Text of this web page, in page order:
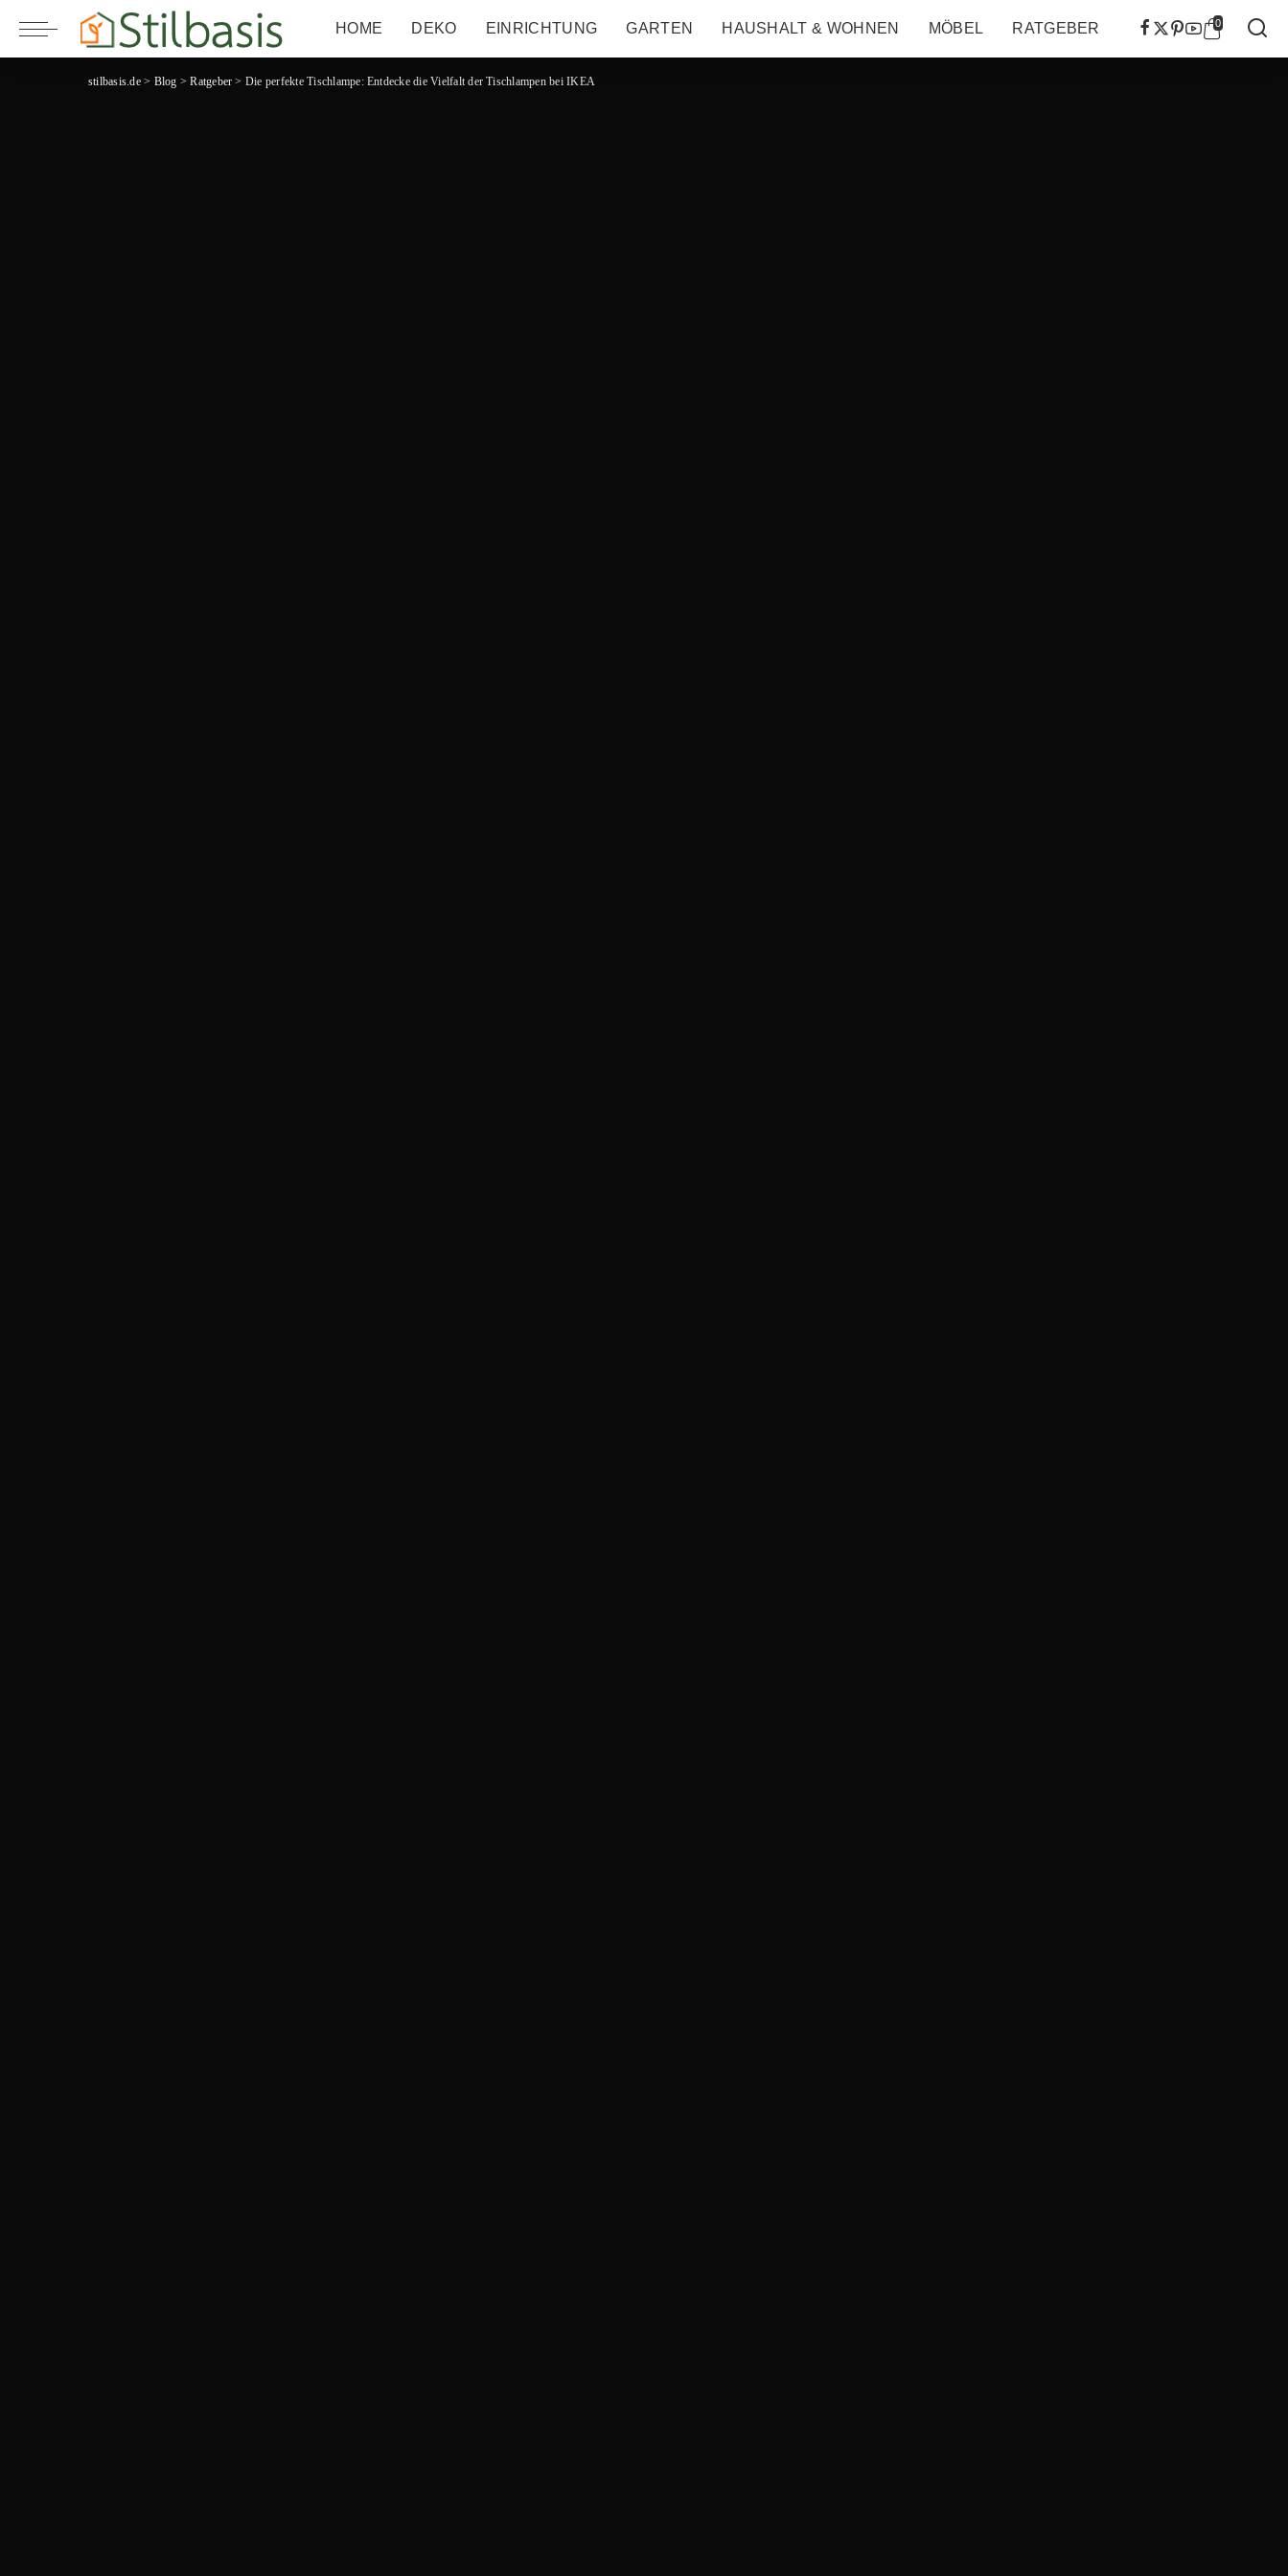
HOME DEKO EINRICHTUNG GARTEN HAUSHALT & WOHNEN MÖBEL RATGEBER 0
stilbasis.de> Blog >Ratgeber > Die perfekte Tischlampe: Entdecke die Vielfalt der Tischlampen bei IKEA